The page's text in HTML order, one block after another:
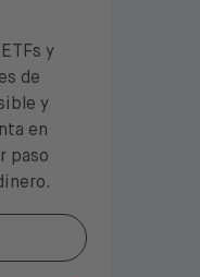
y
de
y
en
paso